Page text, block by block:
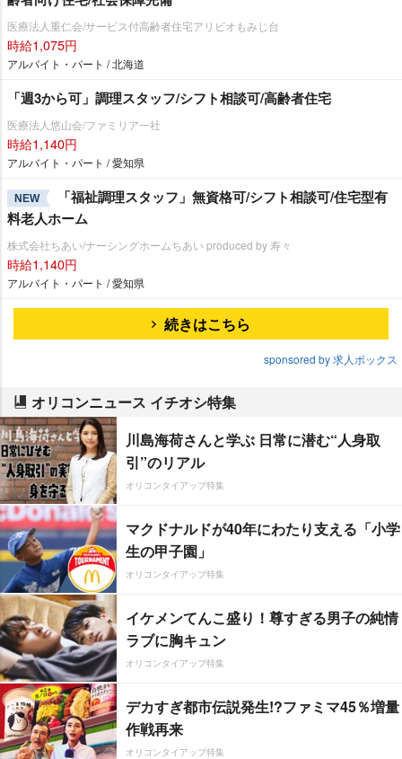
医療法人重仁会/サービス付高齢者住宅アリビオもみじ台
時給1,075円
アルバイト・パート / 北海道
「週3から可」調理スタッフ/シフト相談可/高齢者住宅
医療法人悠山会/ファミリア一社
時給1,140円
アルバイト・パート / 愛知県
NEW
「福祉調理スタッフ」無資格可/シフト相談可/住宅型有
料老人ホーム
株式会社ちあい/ナーシングホームちあい produced by 寿々
時給1,140円
アルバイト・パート / 愛知県
続きはこちら
sponsored by 求人ボックス
オリコンニュース イチオシ特集
川島海荷さんと学ぶ 日常に潜む“人身取
引”のリアル
オリコンタイアップ特集
マクドナルドが40年にわたり支える「小学
生の甲子園」
オリコンタイアップ特集
イケメンてんこ盛り！尊すぎる男子の純情
ラブに胸キュン
オリコンタイアップ特集
デカすぎ都市伝説発生!?ファミマ45％増量
作戦再来
オリコンタイアップ特集